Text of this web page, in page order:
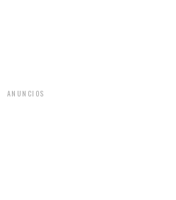
ANUNCIOS